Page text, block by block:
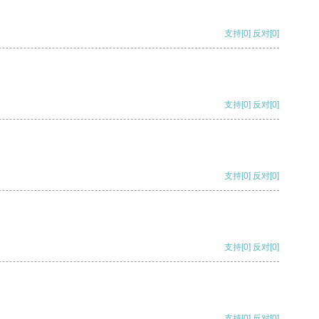
支持[0] 反对[0]
支持[0] 反对[0]
支持[0] 反对[0]
支持[0] 反对[0]